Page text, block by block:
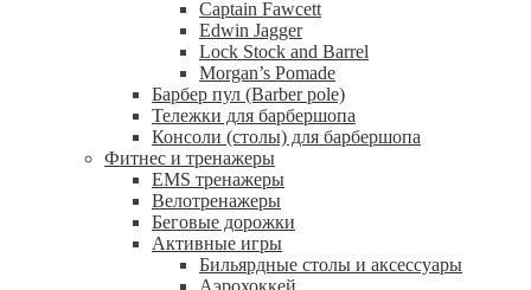
Captain Fawcett
Edwin Jagger
Lock Stock and Barrel
Morgan’s Pomade
Барбер пул (Barber pole)
Тележки для барбершопа
Консоли (столы) для барбершопа
Фитнес и тренажеры
EMS тренажеры
Велотренажеры
Беговые дорожки
Активные игры
Бильярдные столы и аксессуары
Аэрохоккей